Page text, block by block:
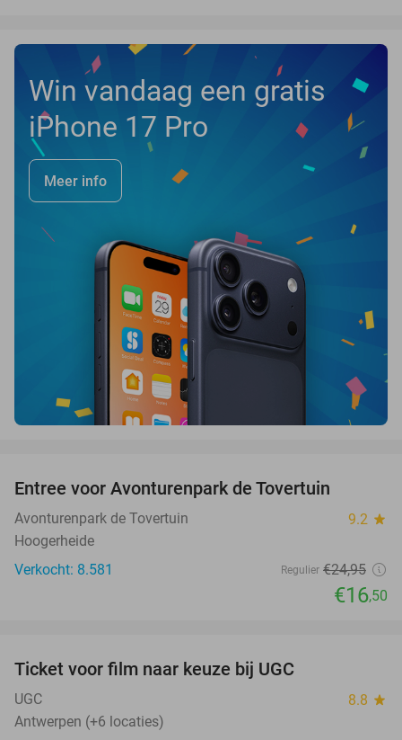
Win vandaag een gratis
iPhone 17 Pro
Meer info
Entree voor Avonturenpark de Tovertuin
Avonturenpark de Tovertuin 9.2 star
Hoogerheide
Verkocht: 8.581
Regulier €24,95
€16,50
Ticket voor film naar keuze bij UGC
UGC 8.8 star
Antwerpen (+6 locaties)